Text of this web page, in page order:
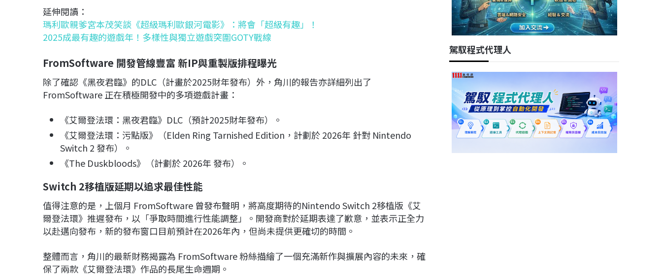
延伸閱讀：
瑪利歐親爹宮本茂笑談《超級瑪利歐銀河電影》：將會「超級有趣」！
2025成最有趣的遊戲年！多樣性與獨立遊戲突圍GOTY戰線
FromSoftware 開發管線豐富 新IP與重製版排程曝光
除了確認《黑夜君臨》的DLC（計畫於2025財年發布）外，角川的報告亦詳細列出了
FromSoftware 正在積極開發中的多項遊戲計畫：
《艾爾登法環：黑夜君臨》DLC（預計2025財年發布）。
《艾爾登法環：污點版》（Elden Ring Tarnished Edition，計劃於 2026年 針對 Nintendo
Switch 2 發布）。
《The Duskbloods》（計劃於 2026年 發布）。
Switch 2移植版延期以追求最佳性能
值得注意的是，上個月 FromSoftware 曾發布聲明，將高度期待的Nintendo Switch 2移植版《艾
爾登法環》推遲發布，以「爭取時間進行性能調整」。開發商對於延期表達了歉意，並表示正全力
以赴邁向發布，新的發布窗口目前預計在2026年內，但尚未提供更確切的時間。
整體而言，角川的最新財務揭露為 FromSoftware 粉絲描繪了一個充滿新作與擴展內容的未來，確
保了兩款《艾爾登法環》作品的長尾生命週期。
駕馭程式代理人